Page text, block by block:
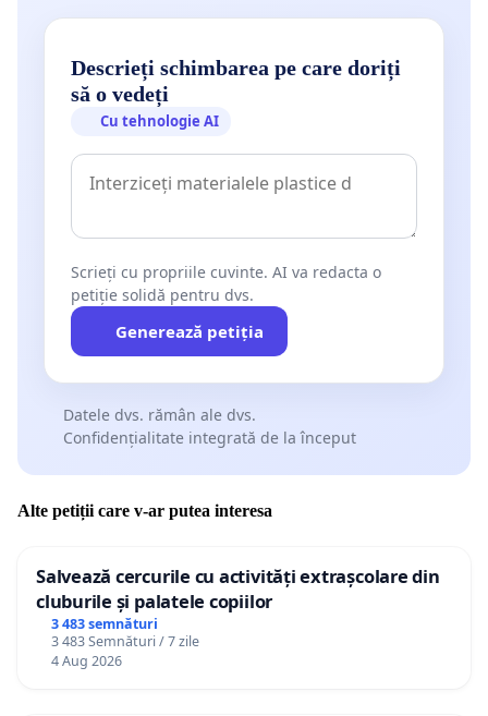
Descrieți schimbarea pe care doriți
să o vedeți
Cu tehnologie AI
Scrieți cu propriile cuvinte. AI va redacta o
petiție solidă pentru dvs.
Generează petiția
Datele dvs. rămân ale dvs.
Confidențialitate integrată de la început
Alte petiții care v-ar putea interesa
Salvează cercurile cu activități extrașcolare din
cluburile și palatele copiilor
3 483 semnături
3 483 Semnături / 7 zile
4 Aug 2026